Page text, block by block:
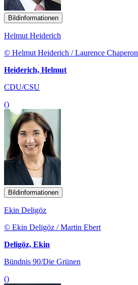
Bildinformationen
Helmut Heiderich
© Helmut Heiderich / Laurence Chaperon
Heiderich, Helmut
CDU/CSU
()
Bildinformationen
Ekin Deligöz
© Ekin Deligöz / Martin Ebert
Deligöz, Ekin
Bündnis 90/Die Grünen
()